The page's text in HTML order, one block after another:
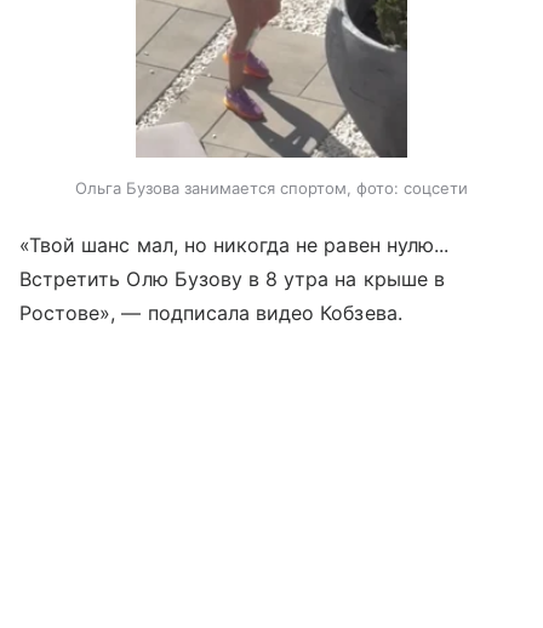
Ольга Бузова занимается спортом, фото: соцсети
«Твой шанс мал, но никогда не равен нулю...
Встретить Олю Бузову в 8 утра на крыше в
Ростове», — подписала видео Кобзева.